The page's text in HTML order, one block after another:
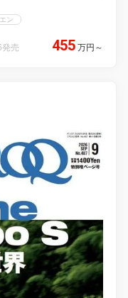
ン
売 455 万円 ～